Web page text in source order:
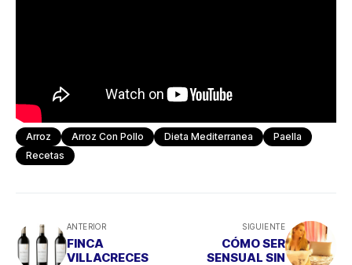
Arroz Arroz Con Pollo Dieta Mediterranea
Paella
Recetas
ANTERIOR
FINCA
VILLACRECES
SIGUIENTE
CÓMO SER
SENSUAL SIN